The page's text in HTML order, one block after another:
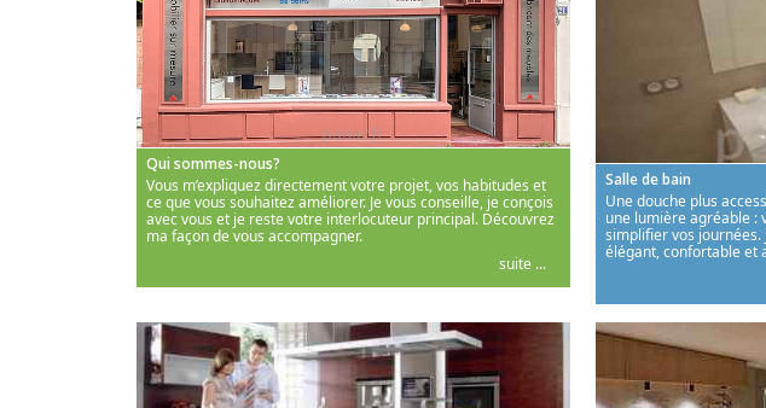
Qui sommes-nous?
Vous m’expliquez directement votre projet, vos habitudes et
ce que vous souhaitez améliorer. Je vous conseille, je conçois
avec vous et je reste votre interlocuteur principal. Découvrez
ma façon de vous accompagner.
suite ...
Salle de bain
Une douche plus
une lumière agréable :
simplifier vos journées.
élégant, confortable et